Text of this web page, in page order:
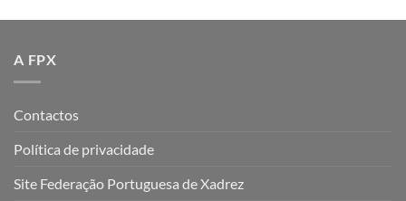
A FPX
Contactos
Política de privacidade
Site Federação Portuguesa de Xadrez